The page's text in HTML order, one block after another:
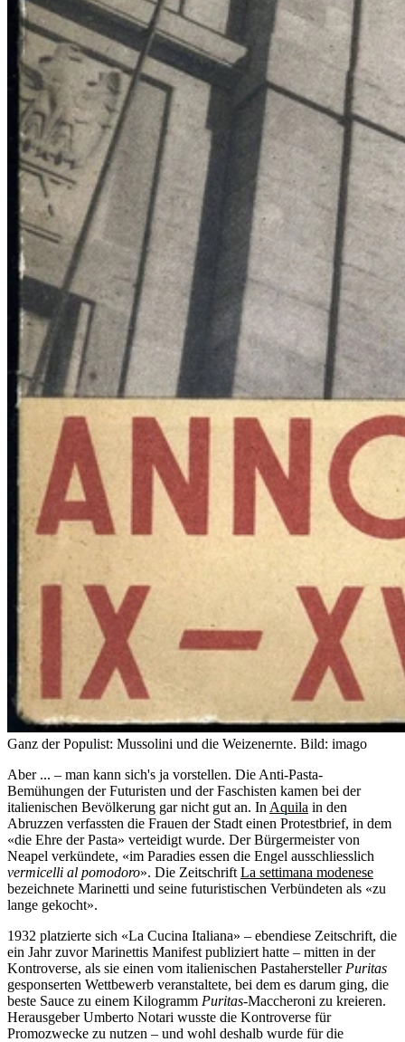
Ganz der Populist: Mussolini und die Weizenernte. Bild: imago
Aber ... – man kann sich's ja vorstellen. Die Anti-Pasta-
Bemühungen der Futuristen und der Faschisten kamen bei der
italienischen Bevölkerung gar nicht gut an. In Aquila in den
Abruzzen verfassten die Frauen der Stadt einen Protestbrief, in dem
«die Ehre der Pasta» verteidigt wurde. Der Bürgermeister von
Neapel verkündete, «im Paradies essen die Engel ausschliesslich
vermicelli al pomodoro». Die Zeitschrift La settimana modenese
bezeichnete Marinetti und seine futuristischen Verbündeten als «zu
lange gekocht».
1932 platzierte sich «La Cucina Italiana» – ebendiese Zeitschrift, die
ein Jahr zuvor Marinettis Manifest publiziert hatte – mitten in der
Kontroverse, als sie einen vom italienischen Pastahersteller Puritas
gesponserten Wettbewerb veranstaltete, bei dem es darum ging, die
beste Sauce zu einem Kilogramm Puritas-Maccheroni zu kreieren.
Herausgeber Umberto Notari wusste die Kontroverse für
Promozwecke zu nutzen – und wohl deshalb wurde für die